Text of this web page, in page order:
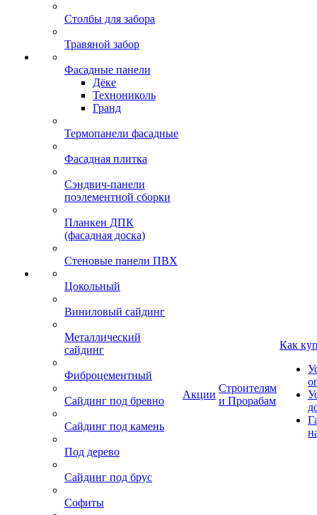
Столбы для забора
Травяной забор
Фасадные панели
Дёке
Технониколь
Гранд
Термопанели фасадные
Фасадная плитка
Сэндвич-панели
поэлементной сборки
Планкен ДПК
(фасадная доска)
Стеновые панели ПВХ
Цокольный
Виниловый сайдинг
Металлический
сайдинг
Фиброцементный
Сайдинг под бревно
Сайдинг под камень
Под дерево
Сайдинг под брус
Софиты
Акции
Строителям
и Прорабам
Как